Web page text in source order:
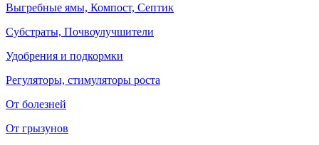
Выгребные ямы, Компост, Септик
Субстраты, Почвоулучшители
Удобрения и подкормки
Регуляторы, стимуляторы роста
От болезней
От грызунов